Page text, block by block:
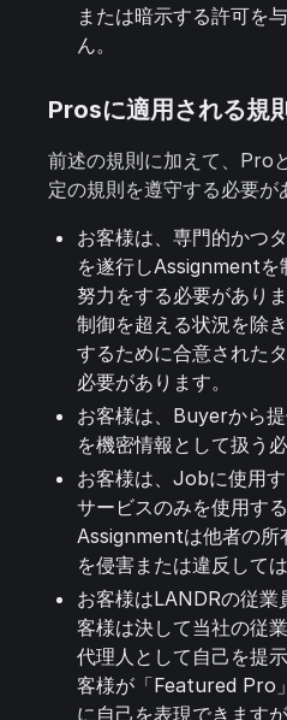
または暗示する許可を
ん。
Prosに適用される規
前述の規則に加えて、Pro
定の規則を遵守する必要が
お客様は、専門的かつ
を遂行しAssignmentを
努力をする必要があり
制御を超える状況を除
するために合意された
必要があります。
お客様は、Buyerから
を機密情報として扱う
お客様は、Jobに使用
サービスのみを使用す
Assignmentは他者の所
を侵害または違反して
お客様はLANDRの従業
客様は決して当社の従
代理人として自己を提
客様が「Featured Pro
に自己を表現できます